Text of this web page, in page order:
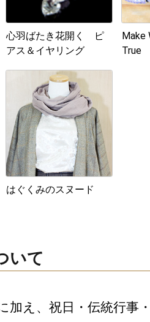
心羽ばたき花開く ピ
アス＆イヤリング
Make
True
はぐくみのスヌード
いて
加え、祝日・伝統行事